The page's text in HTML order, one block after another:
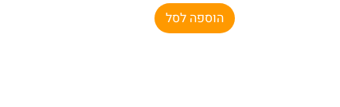
הוספה לסל